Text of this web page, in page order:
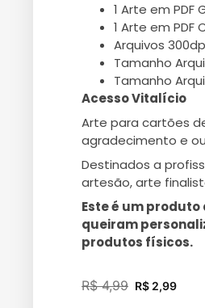
1 Arte em PDF
1 Arte em PDF
Arquivos
Tamanho
Tamanho
Acesso Vitalício
Arte para cartões
agradecimento e
Destinados a
artesão, arte
Este é um
queiram
produtos físicos.
R$4,99 R$ 2,99